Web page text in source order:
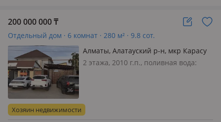
200 000 000₸
Отдельный дом · 6 комнат · 280 м² · 9.8 сот.
Алматы, Алатауский р-н, мкр Карасу
137 — Баганалы Орда 137
2 этажа, 2010 г.п., поливная вода:
большой дом с готовым арендным
бизнесом в Алматы Отличный
Хозяин недвижимости